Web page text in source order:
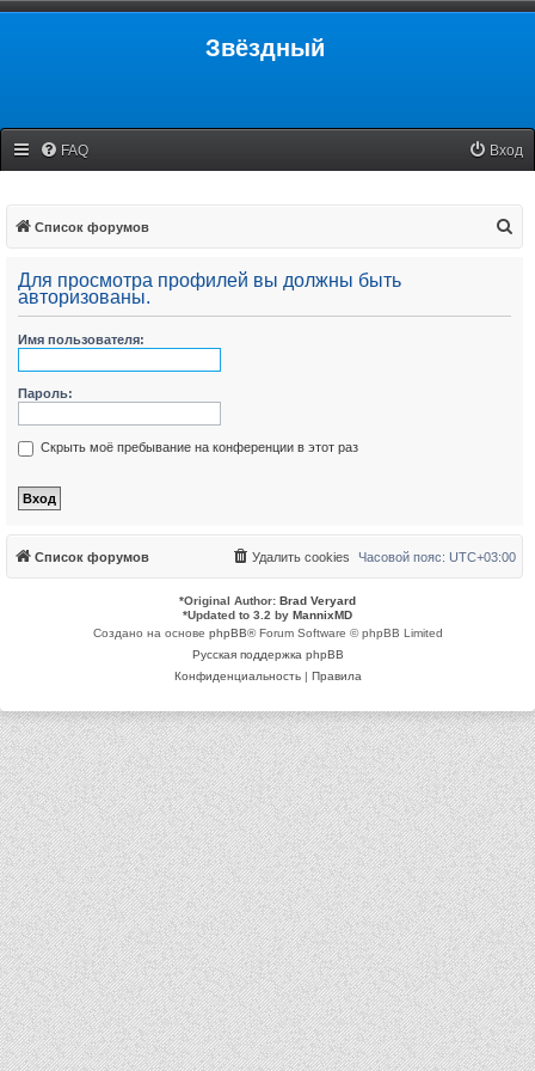
Звёздный
FAQ Вход
Список форумов
Для просмотра профилей вы должны быть
авторизованы.
Имя пользователя:
Пароль:
Скрыть моё пребывание на конференции в этот раз
Список форумов Часовой пояс: UTC+03:00
Удалить cookies
*Original Author: Brad Veryard
*Updated to 3.2 by MannixMD
Создано на основе phpBB® Forum Software © phpBB Limited
Русская поддержка phpBB
Конфиденциальность| Правила